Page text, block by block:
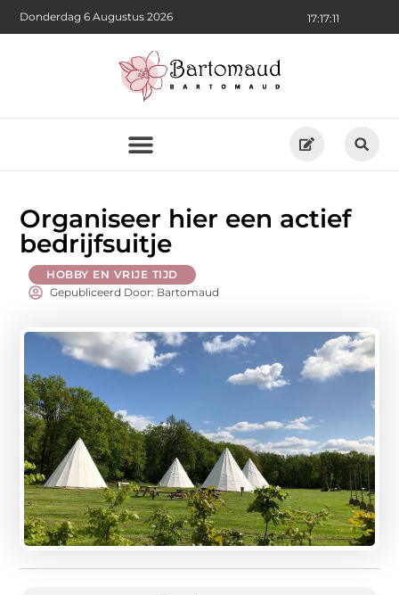
17:17:12
Donderdag 6 Augustus 2026
Organiseer hier een actief
bedrijfsuitje
HOBBY EN VRIJE TIJD
Gepubliceerd Door: Bartomaud